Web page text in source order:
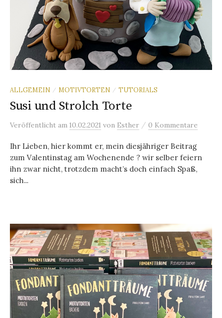
ALLGEMEIN / MOTIVTORTEN / TUTORIALS
Susi und Strolch Torte
Veröffentlicht am 10.02.2021 von Esther / 0 Kommentare
Ihr Lieben, hier kommt er, mein diesjähriger Beitrag
zum Valentinstag am Wochenende ? wir selber feiern
ihn zwar nicht, trotzdem macht’s doch einfach Spaß,
sich...